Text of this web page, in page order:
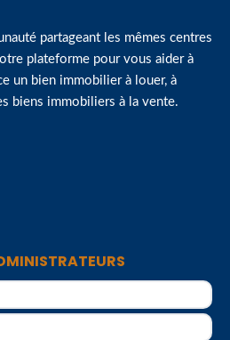
partageant les mêmes centres
plateforme pour vous aider à
un bien immobilier à louer, à
biens immobiliers à la vente.